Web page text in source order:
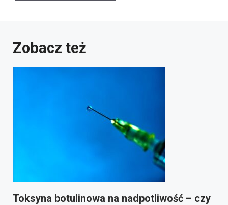
Zobacz też
Toksyna botulinowa na nadpotliwość – czy